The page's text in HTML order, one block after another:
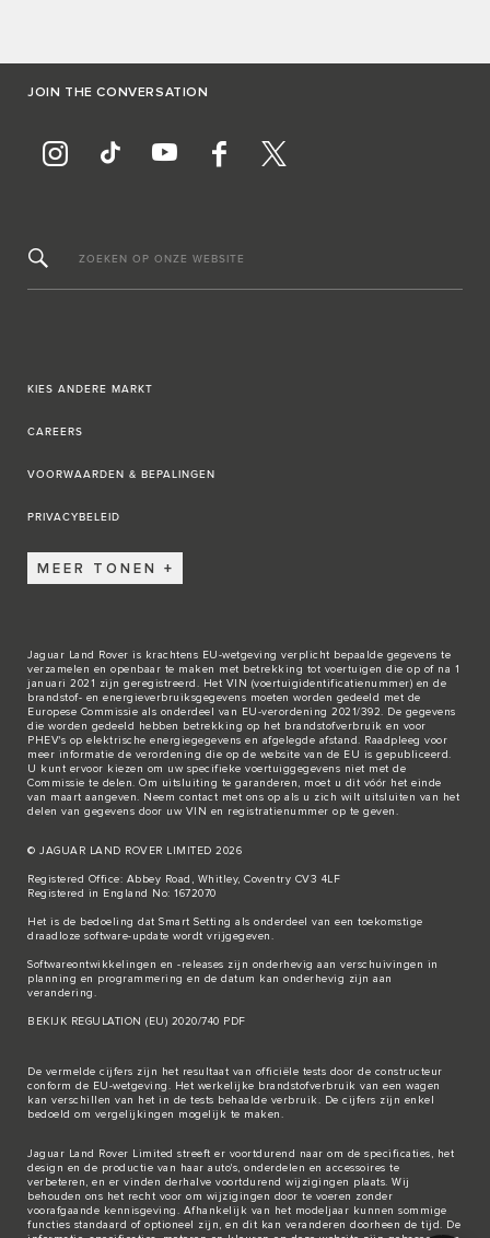
JOIN THE CONVERSATION
ZOEKEN OP ONZE WEBSITE
KIES ANDERE MARKT
CAREERS
VOORWAARDEN & BEPALINGEN
PRIVACYBELEID
MEER TONEN
Jaguar Land Rover is krachtens EU-wetgeving verplicht bepaalde gegevens te
verzamelen en openbaar te maken met betrekking tot voertuigen die op of na 1
januari 2021 zijn geregistreerd. Het VIN (voertuigidentificatienummer) en de
brandstof- en energieverbruiksgegevens moeten worden gedeeld met de
Europese Commissie als onderdeel van EU-verordening 2021/392. De gegevens
die worden gedeeld hebben betrekking op het brandstofverbruik en voor
PHEV's op elektrische energiegegevens en afgelegde afstand. Raadpleeg voor
meer informatie de verordening die op de website van de EU is gepubliceerd.
U kunt ervoor kiezen om uw specifieke voertuiggegevens niet met de
Commissie te delen. Om uitsluiting te garanderen, moet u dit vóór het einde
van maart aangeven. Neem contact met ons op als u zich wilt uitsluiten van het
delen van gegevens door uw VIN en registratienummer op te geven.
© JAGUAR LAND ROVER LIMITED 2026
Registered Office: Abbey Road, Whitley, Coventry CV3 4LF
Registered in England No: 1672070
Het is de bedoeling dat Smart Setting als onderdeel van een toekomstige
draadloze software-update wordt vrijgegeven.
Softwareontwikkelingen en -releases zijn onderhevig aan verschuivingen in
planning en programmering en de datum kan onderhevig zijn aan
verandering.
BEKIJK REGULATION (EU) 2020/740 PDF
De vermelde cijfers zijn het resultaat van officiële tests door de constructeur
conform de EU-wetgeving. Het werkelijke brandstofverbruik van een wagen
kan verschillen van het in de tests behaalde verbruik. De cijfers zijn enkel
bedoeld om vergelijkingen mogelijk te maken.
Jaguar Land Rover Limited streeft er voortdurend naar om de specificaties, het
design en de productie van haar auto's, onderdelen en accessoires te
verbeteren, en er vinden derhalve voortdurend wijzigingen plaats. Wij
behouden ons het recht voor om wijzigingen door te voeren zonder
voorafgaande kennisgeving. Afhankelijk van het modeljaar kunnen sommige
functies standaard of optioneel zijn, en dit kan veranderen doorheen de tijd. De